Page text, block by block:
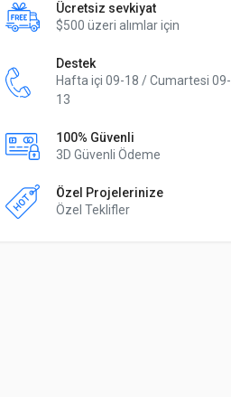
Ücretsiz sevkiyat
$500 üzeri alımlar için
Destek
Hafta içi 09-18 / Cumartesi 09-
13
100% Güvenli
3D Güvenli Ödeme
Özel Projelerinize
Özel Teklifler